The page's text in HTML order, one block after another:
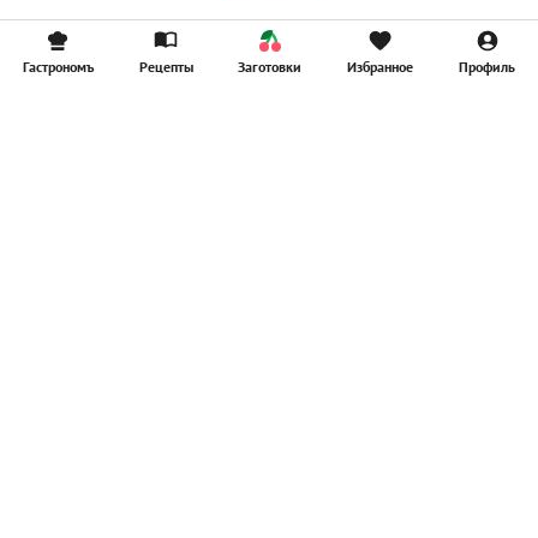
Гастрономъ Рецепты Заготовки Избранное Профиль